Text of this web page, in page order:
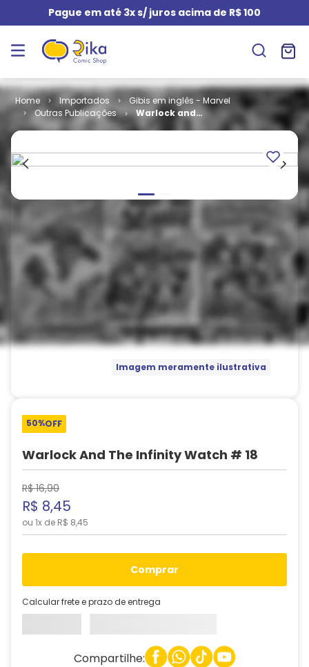
Pague em até 3x s/ juros acima de R$ 100
Importados
Gibis em inglês - Marvel
Outras Publicações
Warlock and
the Infinity
Imagem meramente ilustrativa
50%OFF
Warlock And The Infinity Watch # 18
R$ 16,90
R$ 8,45
ou 1x de R$ 8,45
comprar
Calcular frete e prazo de entrega
Compartilhe: